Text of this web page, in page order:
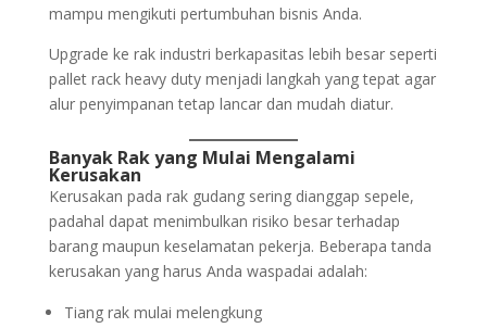
mampu mengikuti pertumbuhan bisnis Anda.
Upgrade ke rak industri berkapasitas lebih besar seperti
pallet rack heavy duty menjadi langkah yang tepat agar
alur penyimpanan tetap lancar dan mudah diatur.
Banyak Rak yang Mulai Mengalami
Kerusakan
Kerusakan pada rak gudang sering dianggap sepele,
padahal dapat menimbulkan risiko besar terhadap
barang maupun keselamatan pekerja. Beberapa tanda
kerusakan yang harus Anda waspadai adalah:
Tiang rak mulai melengkung